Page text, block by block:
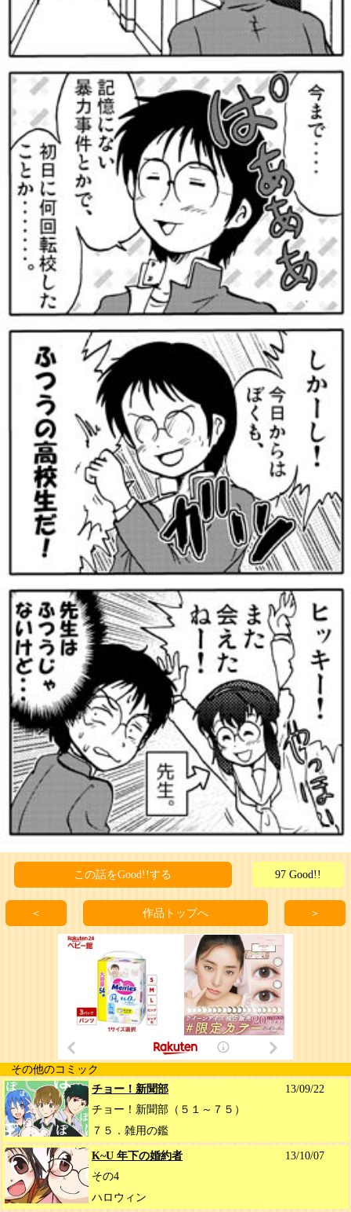
この話をGood!!する 97 Good!!
＜ 作品トップへ ＞
その他のコミック
チョー！新聞部
13/09/22
チョー！新聞部（５１～７５）
７５．雑用の鑑
K~U 年下の婚約者
13/10/07
その4
ハロウィン